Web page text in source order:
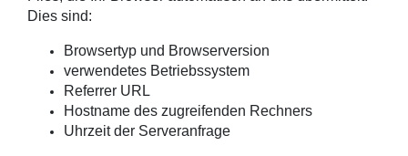
Dies sind:
Browsertyp und Browserversion
verwendetes Betriebssystem
Referrer URL
Hostname des zugreifenden Rechners
Uhrzeit der Serveranfrage